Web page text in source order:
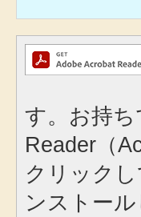
す。お持
Reader（
クリック
ンストール